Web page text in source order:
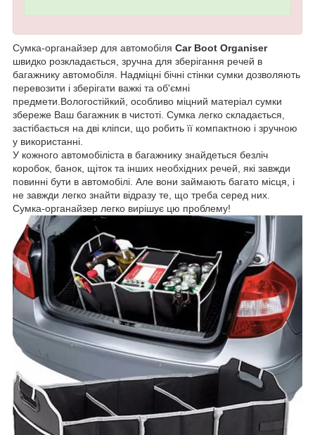
Сумка-органайзер для автомобіля Car Boot Organiser
швидко розкладається, зручна для зберігання речей в
багажнику автомобіля. Надміцні бічні стінки сумки дозволяють
перевозити і зберігати важкі та об'ємні
предмети.Вологостійкий, особливо міцний матеріал сумки
збереже Ваш багажник в чистоті. Сумка легко складається,
застібається на дві кліпси, що робить її компактною і зручною
у використанні.
У кожного автомобіліста в багажнику знайдеться безліч
коробок, банок, щіток та інших необхідних речей, які завжди
повинні бути в автомобілі. Але вони займають багато місця, і
не завжди легко знайти відразу те, що треба серед них.
Сумка-органайзер легко вирішує цю проблему!